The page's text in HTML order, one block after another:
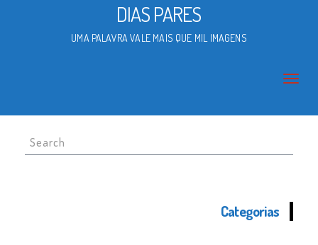
DIAS PARES
UMA PALAVRA VALE MAIS QUE MIL IMAGENS
Search
for:
Categorias